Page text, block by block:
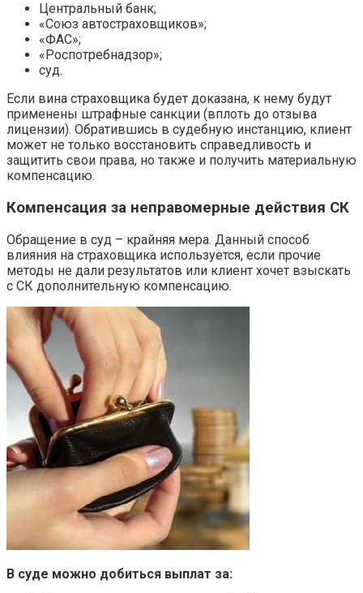
Центральный банк;
«Союз автостраховщиков»;
«ФАС»;
«Роспотребнадзор»;
суд.
Если вина страховщика будет доказана, к нему будут
применены штрафные санкции (вплоть до отзыва
лицензии). Обратившись в судебную инстанцию, клиент
может не только восстановить справедливость и
защитить свои права, но также и получить материальную
компенсацию.
Компенсация за неправомерные действия СК
Обращение в суд – крайняя мера. Данный способ
влияния на страховщика используется, если прочие
методы не дали результатов или клиент хочет взыскать
с СК дополнительную компенсацию.
В суде можно добиться выплат за: